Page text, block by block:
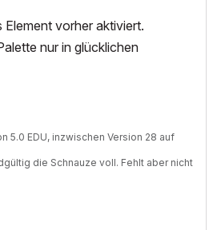
vorher aktiviert.
nur in glücklichen
5.0 EDU, inzwischen Version 28 auf
die Schnauze voll. Fehlt aber nicht